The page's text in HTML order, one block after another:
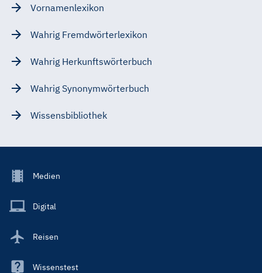
Vornamenlexikon
Wahrig Fremdwörterlexikon
Wahrig Herkunftswörterbuch
Wahrig Synonymwörterbuch
Wissensbibliothek
Footer
Main
Medien
Digital
Reisen
Wissenstest